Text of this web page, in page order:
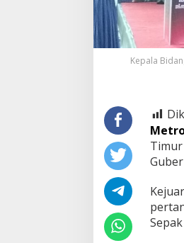
Kepala
Timur